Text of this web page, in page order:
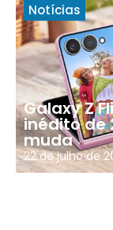
Notícias
Galaxy Z
inédito de
muda
22 de julho de